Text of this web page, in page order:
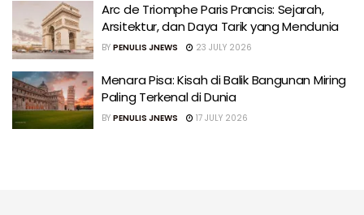
Arc de Triomphe Paris Prancis: Sejarah,
Arsitektur, dan Daya Tarik yang Mendunia
BY PENULIS JNEWS 23 JULY 2026
Menara Pisa: Kisah di Balik Bangunan Miring
Paling Terkenal di Dunia
BY PENULIS JNEWS 17 JULY 2026